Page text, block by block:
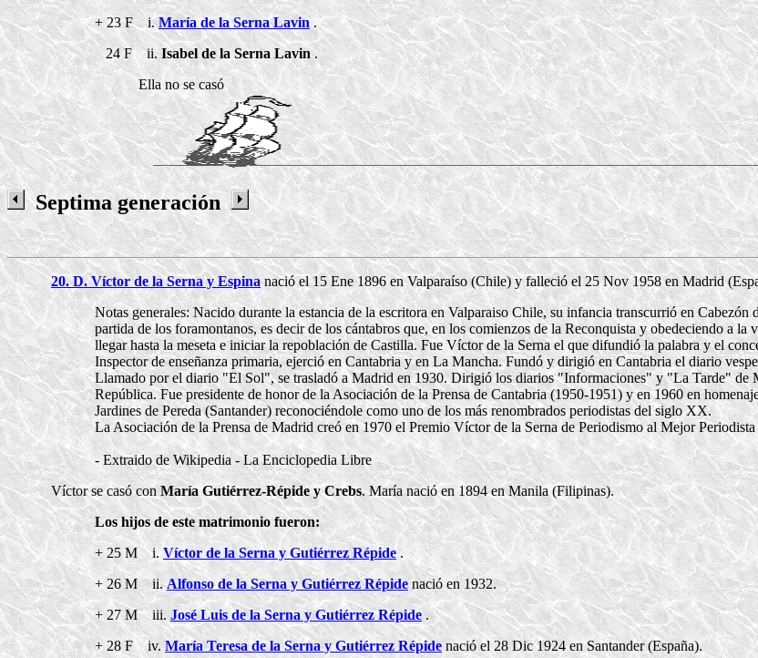
+ 23 F i.María de la Serna Lavin.
24 F ii. Isabel de la Serna Lavin.
Ella no se casó
Septima generación
20. D. Víctor de la Serna y Espinanació el 15 Ene 1896 en Valparaíso (Chile) y falleció el 25 Nov 1958 en Madrid
Notas generales: Nacido durante la estancia de la escritora en Valparaiso Chile, su infancia transcurrió en
partida de los foramontanos, es decir de los cántabros que, en los comienzos de la Reconquista y obedeciendo a
llegar hasta la meseta e iniciar la repoblación de Castilla. Fue Víctor de la Serna el que difundió la palabra y el
Inspector de enseñanza primaria, ejerció en Cantabria y en La Mancha. Fundó y dirigió en Cantabria el diario
Llamado por el diario "El Sol", se trasladó a Madrid en 1930. Dirigió los diarios "Informaciones" y "La Tarde" de
República. Fue presidente de honor de la Asociación de la Prensa de Cantabria (1950-1951) y en 1960 en
Jardines de Pereda (Santander) reconociéndole como uno de los más renombrados periodistas del siglo XX.
La Asociación de la Prensa de Madrid creó en 1970 el Premio Víctor de la Serna de Periodismo al Mejor
- Extraido de Wikipedia - La Enciclopedia Libre
Víctor se casó con María Gutiérrez-Répide y Crebs. María nació en 1894 en Manila (Filipinas).
Los hijos de este matrimonio fueron:
+ 25 M i.Víctor de la Serna y Gutiérrez Répide.
+ 26 M ii.Alfonso de la Serna y Gutiérrez Répidenació en 1932.
+ 27 M iii.José Luis de la Serna y Gutiérrez Répide .
+ 28 F iv. María Teresa de la Serna y Gutiérrez Répidenació el 28 Dic 1924 en Santander (España).